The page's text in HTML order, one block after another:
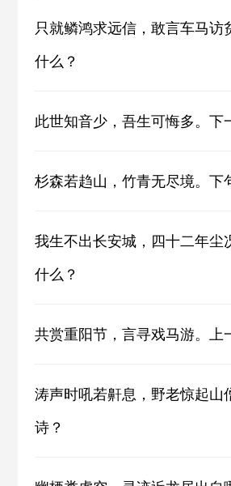
只就鳞鸿求远信，敢言车马访
什么？
此世知音少，吾生可悔多。下
杉森若趋山，竹青无尽境。下
我生不出长安城，四十二年尘
什么？
共赏重阳节，言寻戏马游。上
涛声时吼若鼾息，野老惊起山
诗？